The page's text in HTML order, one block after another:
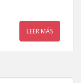
LEER MÁS